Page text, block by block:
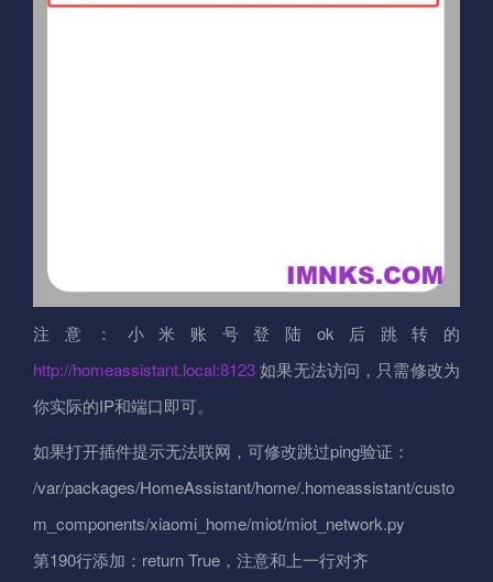
注意：小米账号登陆ok后跳转的
http://homeassistant.local:8123如果无法访问，只需修改为
你实际的IP和端口即可。
如果打开插件提示无法联网，可修改跳过ping验证：
/var/packages/HomeAssistant/home/.homeassistant/custo
m_components/xiaomi_home/miot/miot_network.py
第190行添加：return True，注意和上一行对齐